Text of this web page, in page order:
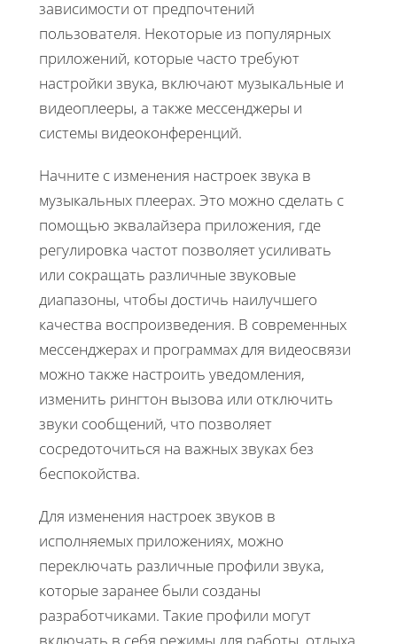
зависимости от предпочтений
пользователя. Некоторые из популярных
приложений, которые часто требуют
настройки звука, включают музыкальные и
видеоплееры, а также мессенджеры и
системы видеоконференций.
Начните с изменения настроек звука в
музыкальных плеерах. Это можно сделать с
помощью эквалайзера приложения, где
регулировка частот позволяет усиливать
или сокращать различные звуковые
диапазоны, чтобы достичь наилучшего
качества воспроизведения. В современных
мессенджерах и программах для видеосвязи
можно также настроить уведомления,
изменить рингтон вызова или отключить
звуки сообщений, что позволяет
сосредоточиться на важных звуках без
беспокойства.
Для изменения настроек звуков в
исполняемых приложениях, можно
переключать различные профили звука,
которые заранее были созданы
разработчиками. Такие профили могут